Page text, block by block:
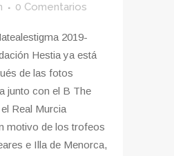
0 Comentarios
2019-
Hestia ya está
de las fotos
junto con el B The
Real Murcia
motivo de los trofeos
e Illa de Menorca,